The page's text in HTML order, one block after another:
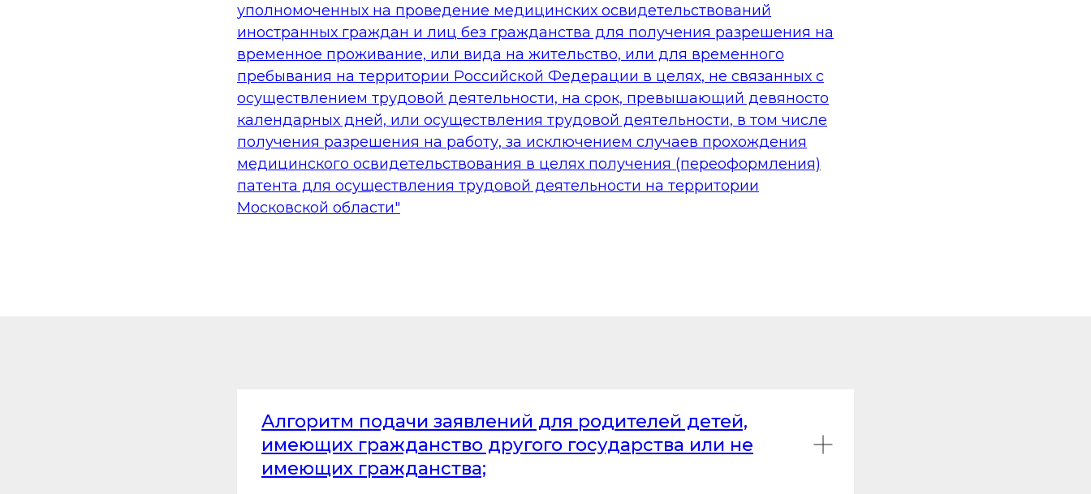
уполномоченных на проведение медицинских освидетельствований
иностранных граждан и лиц без гражданства для получения разрешения на
временное проживание, или вида на жительство, или для временного
пребывания на территории Российской Федерации в целях, не связанных с
осуществлением трудовой деятельности, на срок, превышающий девяносто
календарных дней, или осуществления трудовой деятельности, в том числе
получения разрешения на работу, за исключением случаев прохождения
медицинского освидетельствования в целях получения (переоформления)
патента для осуществления трудовой деятельности на территории
Московской области"
Алгоритм подачи заявлений для родителей детей,
имеющих гражданство другого государства или не
имеющих гражданства;